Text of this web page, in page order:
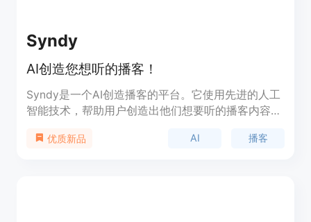
Syndy
AI创造您想听的播客！
Syndy是一个AI创造播客的平台。它使用先进的人工
智能技术，帮助用户创造出他们想要听的播客内容。
辑、内容推荐等。用户可以根据自己的喜好和需求，
优质新品 AI 播客